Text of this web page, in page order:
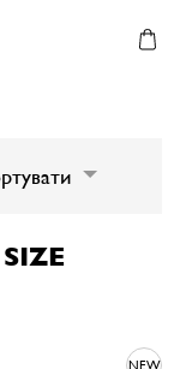
NEW